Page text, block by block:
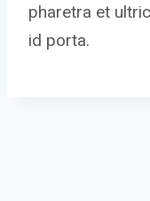
pharetra et
id porta.